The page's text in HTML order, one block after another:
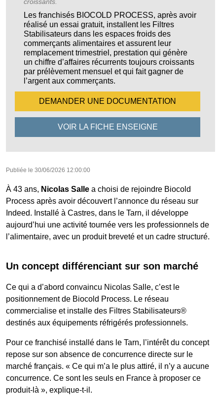
croissants.
Les franchisés BIOCOLD PROCESS, après avoir
réalisé un essai gratuit, installent les Filtres
Stabilisateurs dans les espaces froids des
commerçants alimentaires et assurent leur
remplacement trimestriel, prestation qui génère
un chiffre d’affaires récurrents toujours croissants
par prélèvement mensuel et qui fait gagner de
l’argent aux commerçants.
DEMANDER UNE DOCUMENTATION
VOIR LA FICHE ENSEIGNE
Publiée le 30/06/2026 12:00:00
À 43 ans, Nicolas Salle a choisi de rejoindre Biocold
Process après avoir découvert l’annonce du réseau sur
Indeed. Installé à Castres, dans le Tarn, il développe
aujourd’hui une activité tournée vers les professionnels de
l’alimentaire, avec un produit breveté et un cadre structuré.
Un concept différenciant sur son marché
Ce qui a d’abord convaincu Nicolas Salle, c’est le
positionnement de Biocold Process. Le réseau
commercialise et installe des Filtres Stabilisateurs®
destinés aux équipements réfrigérés professionnels.
Pour ce franchisé installé dans le Tarn, l’intérêt du concept
repose sur son absence de concurrence directe sur le
marché français. « Ce qui m’a le plus attiré, il n’y a aucune
concurrence. Ce sont les seuls en France à proposer ce
produit-là », explique-t-il.